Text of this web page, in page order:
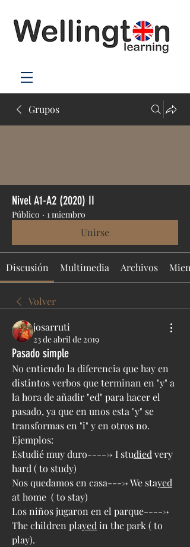
Grupos
Nivel A1-A2 (2020) II
Público · 1 miembro
Unirse
Discusión Multimedia Archivos
Volver
josarruti
23 de abril de 2019
Pasado simple
No entiendo la diferencia que hay en
distintos verbos que terminan en "y" a
la hora de añadir "ed" para hacer el
pasado, ya que en unos esta "y" se
transformas en "i" y en otros no.
Ejemplos:
Estudié muy duro-----> I studied very
hard ( to study)
Nos quedamos en casa----> We stayed
at home  ( to stay)
Los niños jugaron en el parque----->
The children played in the park ( to
play).